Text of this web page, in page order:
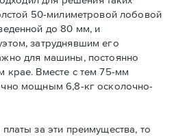
50-милиметровой лобовой
до 80 мм, и
затруднявшим его
для машины, постоянно
крае. Вместе с тем 75-мм
мощным 6,8-кг осколочно-
за эти преимущества, то